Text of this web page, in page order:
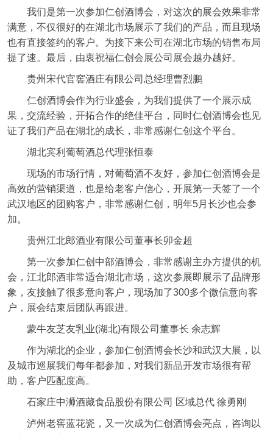
我们是第一次参加仁创酒博会，对这次的展会效果非常
满意，不仅很好的在湖北市场展示了我们的产品，而且现场
也有直接签约的客户。为接下来公司在湖北市场的销售布局
提了速。最后，由衷祝福仁创会展公司展会越办越好。
贵州宋代官窖酒庄有限公司总经理曹烈鹏
仁创酒博会作为行业盛会，为我们提供了一个展示成
果，交流经验，开拓合作的绝佳平台，同时仁创酒博会也见
证了我们产品在湖北的成长，非常感谢仁创这个平台。
湖北宾利葡萄酒总代理张恒泰
现场的市场行情，对葡萄酒不友好，参加仁创酒博会是
高效的营销渠道，也是给老客户信心，开展第一天签了一个
武汉地区的团购客户，非常感谢仁创，明年5月长沙也会参
加。
贵州江北郎酒业有限公司董事长卯金超
第一次参加仁创中部酒博会，非常感谢主办方提供的机
会，江北郎酒非常适合湖北市场，这次参展即展示了品牌形
象，友接触了很多意向客户，现场加了300多个微信意向客
户，展会结束后团队再跟进。
蒙牛友芝友乳业(湖北)有限公司董事长 余志辉
作为湖北的企业，参加仁创酒博会长沙和武汉大展，以
及城市巡展我们每年都参加，对我们新品开发市场很有帮
助，客户匹配度高。
石家庄中浉酒藏食品股份有限公司 区域总代 徐勇刚
泸州老窖蓝花瓷，又一次成为仁创酒博会亮点，咨询以